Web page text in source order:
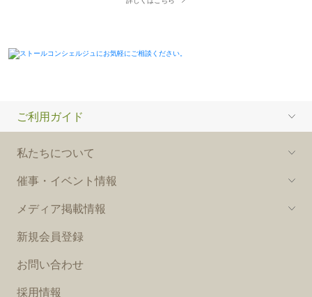
ご利用ガイド
私たちについて
催事・イベント情報
メディア掲載情報
新規会員登録
お問い合わせ
採用情報